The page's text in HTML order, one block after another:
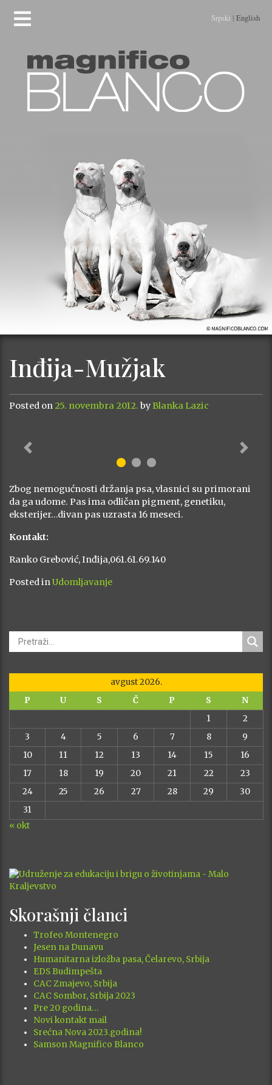
Srpski | English
Inđija-Mužjak
Posted on 25. novembra 2012. by Blanka Lazic
Previous Next
Zbog nemogućnosti držanja psa, vlasnici su primorani
da ga udome. Pas ima odličan pigment, genetiku,
eksterijer…divan pas uzrasta 16 meseci.
Kontakt:
Ranko Grebović, Inđija,061.61.69.140
Posted inUdomljavanje
avgust 2026.
P
U S Č P S
N
1
2
3
4 5 6 7 8
9
10
11 12 13 14 15
16
17
18 19 20 21 22
23
24
25 26 27 28 29
30
31
« okt
Skorašnji članci
Trofeo Montenegro
Jesen na Dunavu
Humanitarna izložba pasa, Čelarevo, Srbija
EDS Budimpešta
CAC Zmajevo, Srbija
CAC Sombor, Srbija 2023
Pre 20 godina…
Novi kontakt mail
Srećna Nova 2023.godina!
Samson Magnifico Blanco